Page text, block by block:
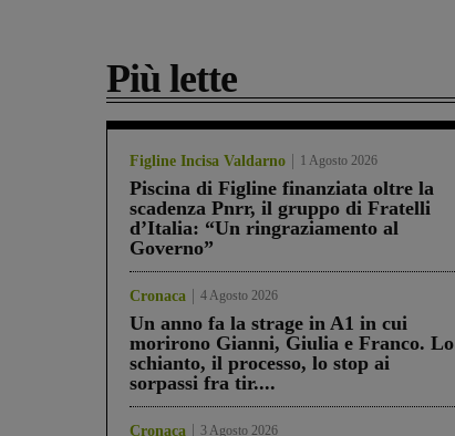
Più lette
Figline Incisa Valdarno 1 Agosto 2026
Piscina di Figline finanziata oltre la
scadenza Pnrr, il gruppo di Fratelli
d’Italia: “Un ringraziamento al
Governo”
Cronaca 4 Agosto 2026
Un anno fa la strage in A1 in cui
morirono Gianni, Giulia e Franco. Lo
schianto, il processo, lo stop ai
sorpassi fra tir....
Cronaca 3 Agosto 2026